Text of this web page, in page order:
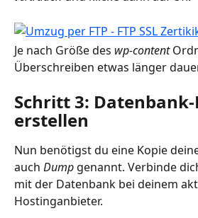
Je nach Größe des wp-content
Überschreiben etwas länger
Schritt 3:
erstellen
Nun benötigst du eine Kopie
auch Dump genannt. Verbinde
mit der Datenbank bei deinem
Hostinganbieter.